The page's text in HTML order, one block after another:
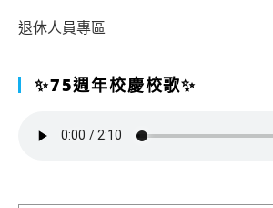
退休人員專區
✨75週年校慶校歌✨